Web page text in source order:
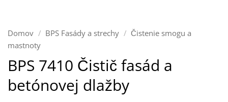
Domov / BPS Fasády a strechy / Čistenie smogu a
mastnoty
BPS 7410 Čistič fasád a
betónovej dlažby